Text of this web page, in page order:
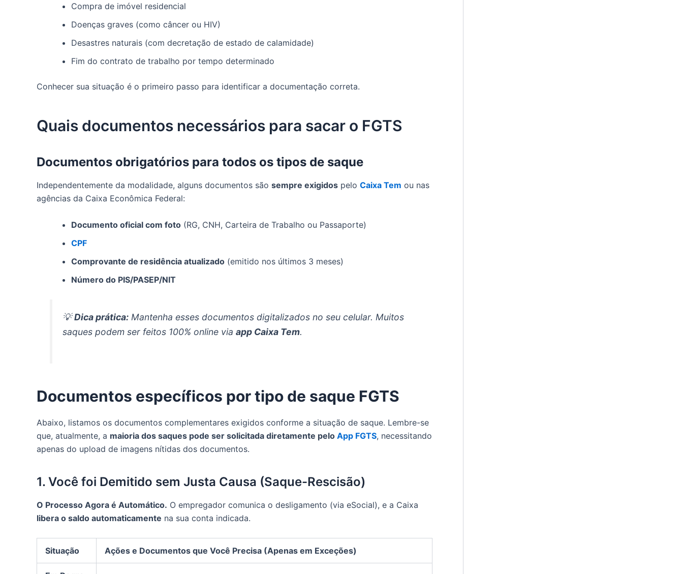
Compra de imóvel residencial
Doenças graves (como câncer ou HIV)
Desastres naturais (com decretação de estado de calamidade)
Fim do contrato de trabalho por tempo determinado
Conhecer sua situação é o primeiro passo para identificar a documentação correta.
Quais documentos necessários para sacar o FGTS
Documentos obrigatórios para todos os tipos de saque
Independentemente da modalidade, alguns documentos são sempre exigidos pelo Caixa Tem ou nas
agências da Caixa Econômica Federal:
Documento oficial com foto (RG, CNH, Carteira de Trabalho ou Passaporte)
CPF
Comprovante de residência atualizado (emitido nos últimos 3 meses)
Número do PIS/PASEP/NIT
💡Dica prática: Mantenha esses documentos digitalizados no seu celular. Muitos
saques podem ser feitos 100% online viaapp Caixa Tem.
Documentos específicos por tipo de saque FGTS
Abaixo, listamos os documentos complementares exigidos conforme a situação de saque. Lembre-se
que, atualmente, a maioria dos saques pode ser solicitada diretamente pelo App FGTS, necessitando
apenas do upload de imagens nítidas dos documentos.
1. Você foi Demitido sem Justa Causa (Saque-Rescisão)
O Processo Agora é Automático. O empregador comunica o desligamento (via eSocial), e a Caixa
libera o saldo automaticamente na sua conta indicada.
Situação Ações e Documentos que Você Precisa (Apenas em Exceções)